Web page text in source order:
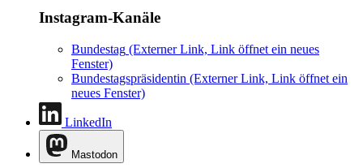
Instagram-Kanäle
Bundestag (Externer Link, Link öffnet ein neues
Fenster)
Bundestagspräsidentin (Externer Link, Link öffnet ein
neues Fenster)
LinkedIn
Mastodon